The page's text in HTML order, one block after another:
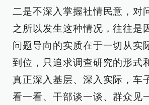
二是不深入掌握社情民意，对
之所以发生这种情况，往往是
问题导向的实质在于一切从实
到位，只追求调查研究的形式
真正深入基层、深入实际，车
看一看、干部谈一谈、群众见